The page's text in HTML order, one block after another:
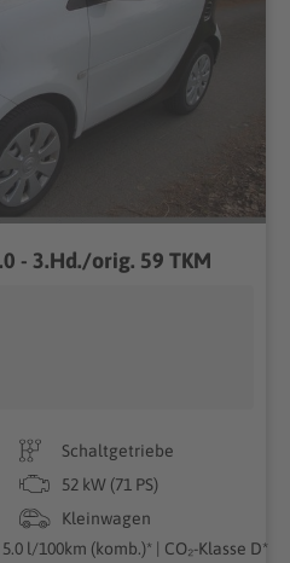
- 3.Hd./orig. 59 TKM
Schaltgetriebe
52 kW (71 PS)
Kleinwagen
l/100km (komb.)* | CO₂-Klasse D*